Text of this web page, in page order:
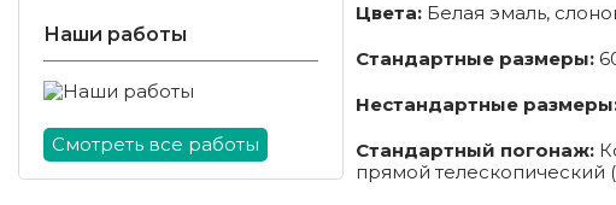
Наши работы
Смотреть все работы
Цвета: Белая эмаль,
Стандартные размеры:
Нестандартные
Стандартный погонаж:
прямой телескопический